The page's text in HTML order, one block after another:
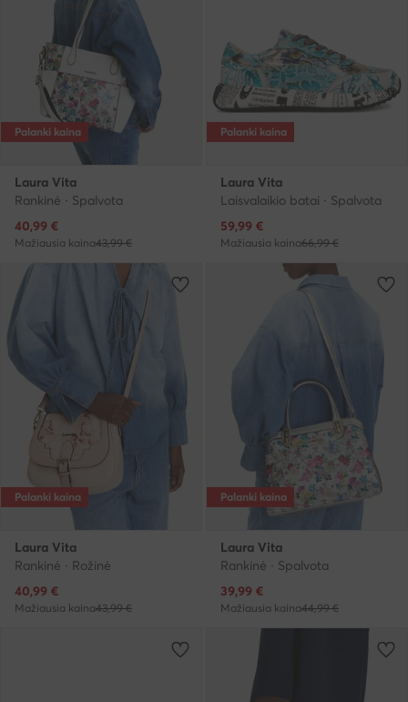
Palanki kaina
Laura Vita
Rankinė · Spalvota
Dabartinė kaina
40,99 €
Mažiausia kaina43,99 €
Palanki kaina
Laura Vita
Laisvalaikio batai · Spalvota
Dabartinė kaina
59,99 €
Mažiausia kaina66,99 €
Palanki kaina
Laura Vita
Rankinė · Rožinė
Dabartinė kaina
40,99 €
Mažiausia kaina43,99 €
Palanki kaina
Laura Vita
Rankinė · Spalvota
Dabartinė kaina
39,99 €
Mažiausia kaina44,99 €